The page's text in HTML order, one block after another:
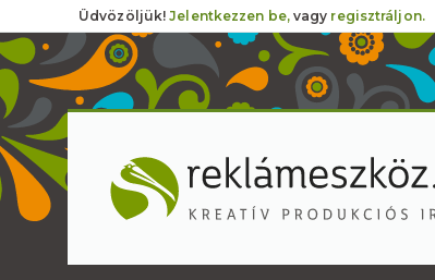
Üdvözöljük!Jelentkezzen be,vagy regisztráljon.